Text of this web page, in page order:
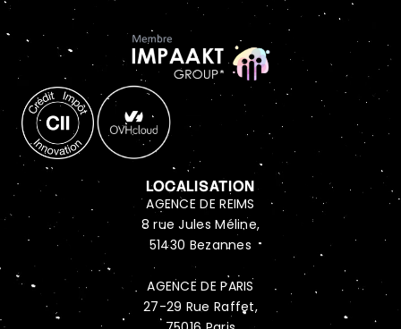
LOCALISATION
AGENCE DE REIMS
8 rue Jules Méline,
51430 Bezannes
AGENCE DE PARIS
27-29 Rue Raffet,